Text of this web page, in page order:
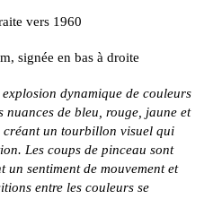
vers 1960
signée en bas à droite
dynamique de couleurs
nuances de bleu, rouge, jaune et
créant un tourbillon visuel qui
Les coups de pinceau sont
sentiment de mouvement et
entre les couleurs se